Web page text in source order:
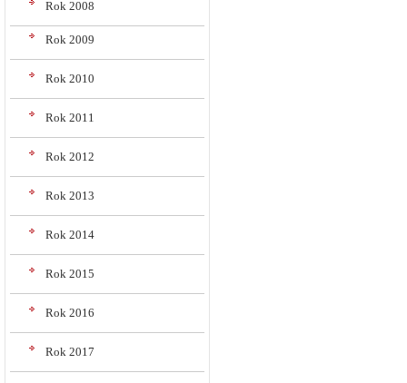
Rok 2008
Rok 2009
Rok 2010
Rok 2011
Rok 2012
Rok 2013
Rok 2014
Rok 2015
Rok 2016
Rok 2017